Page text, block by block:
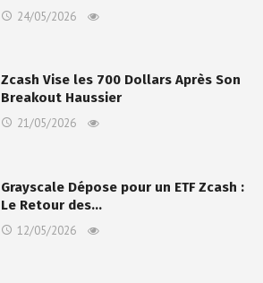
24/05/2026
Zcash Vise les 700 Dollars Après Son
Breakout Haussier
21/05/2026
Grayscale Dépose pour un ETF Zcash :
Le Retour des…
12/05/2026